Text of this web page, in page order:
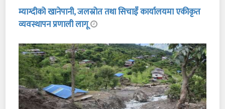
म्याग्दीको खानेपानी, जलस्रोत तथा सिचाइँ कार्यालयमा एकीकृत
व्यवस्थापन प्रणाली लागू